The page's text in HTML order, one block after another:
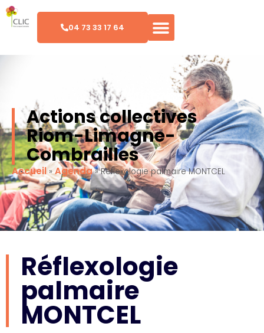
04 73 33 17 64
Actions collectives
Riom-Limagne-
Combrailles
Accueil»Agenda»Réflexologie palmaire MONTCEL
Réflexologie
palmaire
MONTCEL